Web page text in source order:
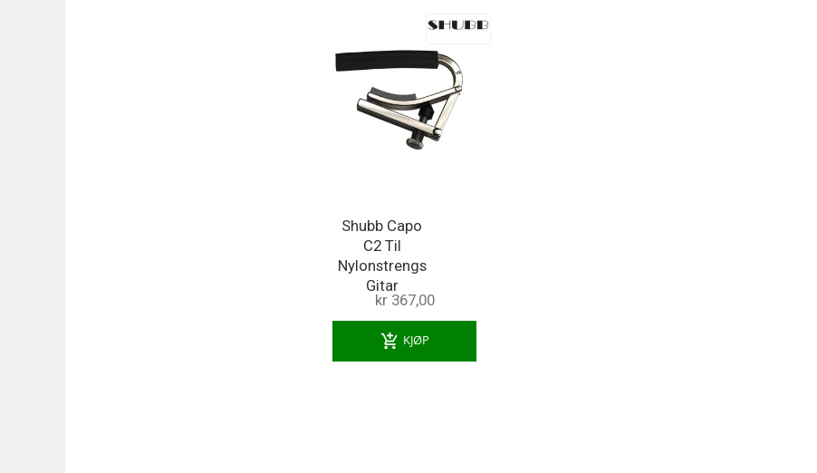
Shubb Capo
C2 Til
Nylonstrengs
Gitar
kr 367,00
add_shopping_cart KJØP